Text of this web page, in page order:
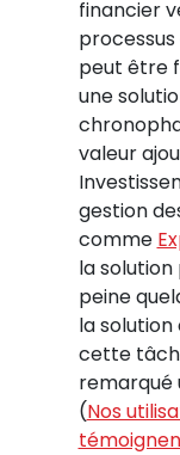
financier
peut être
une
valeur
gestion
comme
la
peine
la solution
cette
remarqué
(Nos